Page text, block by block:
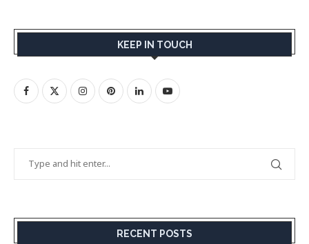
KEEP IN TOUCH
RECENT POSTS